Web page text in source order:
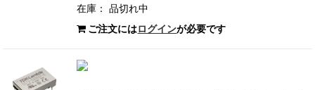
在庫：品切れ中
ご注文にはログインが必要です